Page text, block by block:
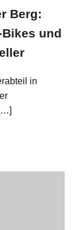
Berg:
und
in